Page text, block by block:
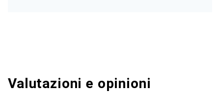
Valutazioni e opinioni